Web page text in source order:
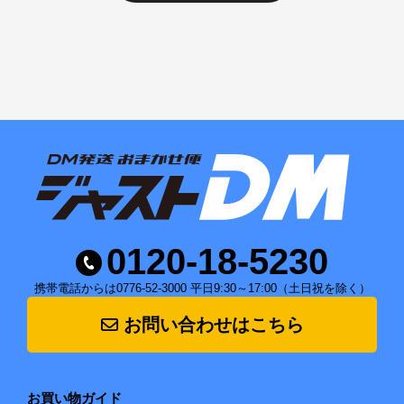
0120-18-5230
携帯電話からは0776-52-3000 平日9:30～17:00（土日祝を除く）
お問い合わせはこちら
お買い物ガイド